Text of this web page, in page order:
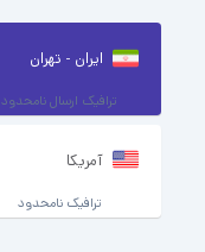
ایران - تهران
ترافیک ارسال نامحدود
آمریکا
ترافیک نامحدود